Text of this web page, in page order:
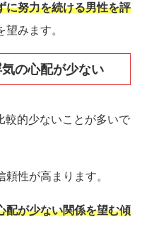
に努力を続ける男性を評
みます。
の心配が少ない
較的少ないことが多いで
性が高まります。
配が少ない関係を望む傾